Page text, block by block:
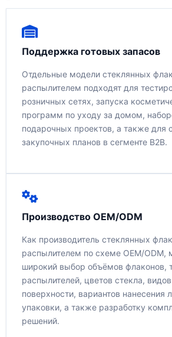
Поддержка готовых запасов
Отдельные модели стеклянных
распылителем подходят для
розничных сетях, запуска
программ по уходу за домом,
подарочных проектов, а также для
закупочных планов в сегменте B2B.
Производство OEM/ODM
Как производитель стеклянных
распылителем по схеме OEM/ODM,
широкий выбор объёмов флаконов,
распылителей, цветов стекла,
поверхности, вариантов нанесения
упаковки, а также разработку
решений.